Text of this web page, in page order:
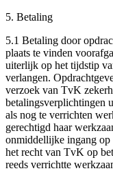
5. Betaling
5.1 Betaling door
plaats te vinden
uiterlijk op het tijdstip
verlangen.
verzoek van TvK
betalingsverplichtingen
als nog te verrichten
gerechtigd haar
onmiddellijke ingang op
het recht van TvK op
reeds verrichtte